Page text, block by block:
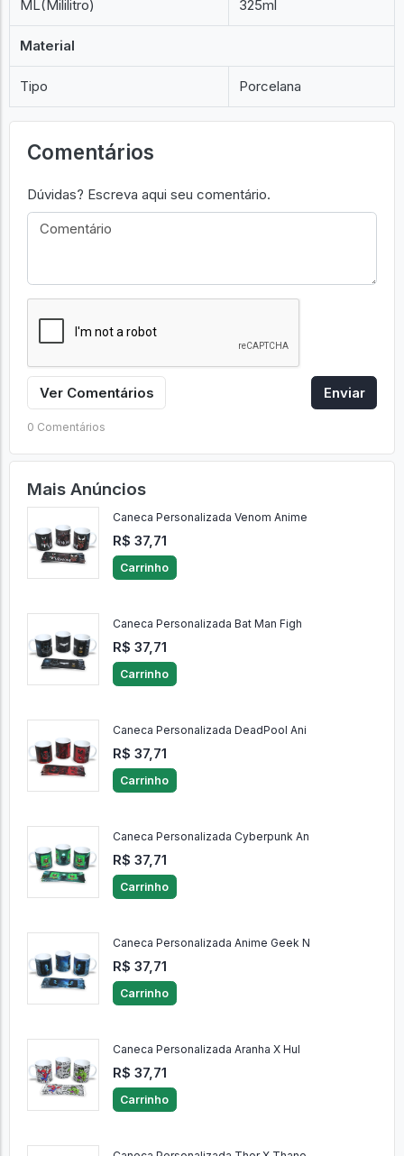
ML(Mililitro) 325ml
Material
Tipo Porcelana
Comentários
Dúvidas? Escreva aqui seu comentário.
Ver Comentários Enviar
0 Comentários
Mais Anúncios
Caneca Personalizada Venom Anime
R$ 37,71
Carrinho
Caneca Personalizada Bat Man Figh
R$ 37,71
Carrinho
Caneca Personalizada DeadPool Ani
R$ 37,71
Carrinho
Caneca Personalizada Cyberpunk An
R$ 37,71
Carrinho
Caneca Personalizada Anime Geek N
R$ 37,71
Carrinho
Caneca Personalizada Aranha X Hul
R$ 37,71
Carrinho